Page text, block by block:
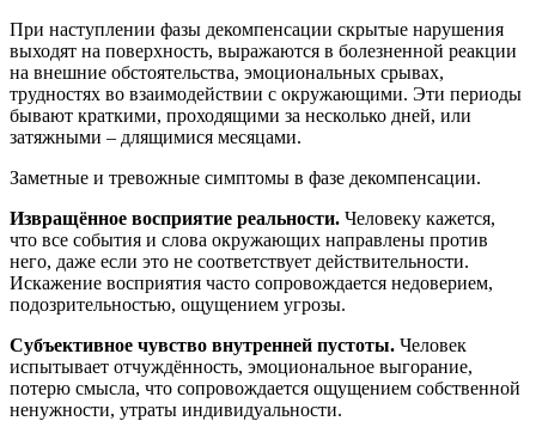
При наступлении фазы декомпенсации скрытые нарушения
выходят на поверхность, выражаются в болезненной реакции
на внешние обстоятельства, эмоциональных срывах,
трудностях во взаимодействии с окружающими. Эти периоды
бывают краткими, проходящими за несколько дней, или
затяжными – длящимися месяцами.
Заметные и тревожные симптомы в фазе декомпенсации.
Извращённое восприятие реальности. Человеку кажется,
что все события и слова окружающих направлены против
него, даже если это не соответствует действительности.
Искажение восприятия часто сопровождается недоверием,
подозрительностью, ощущением угрозы.
Субъективное чувство внутренней пустоты. Человек
испытывает отчуждённость, эмоциональное выгорание,
потерю смысла, что сопровождается ощущением собственной
ненужности, утраты индивидуальности.